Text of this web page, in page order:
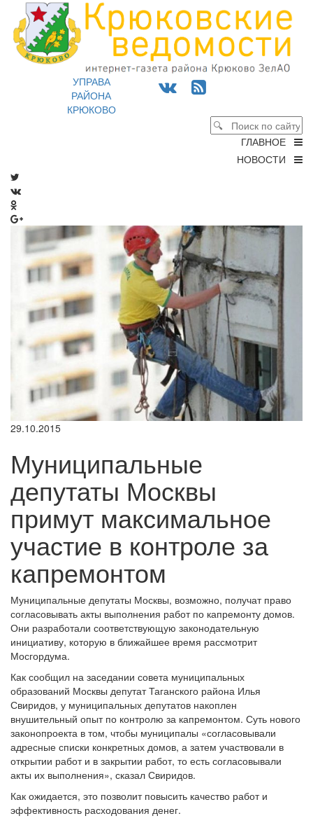
УПРАВА
РАЙОНА
КРЮКОВО
ГЛАВНОЕ
НОВОСТИ
29.10.2015
Муниципальные
депутаты Москвы
примут максимальное
участие в контроле за
капремонтом
Муниципальные депутаты Москвы, возможно, получат право
согласовывать акты выполнения работ по капремонту домов.
Они разработали соответствующую законодательную
инициативу, которую в ближайшее время рассмотрит
Мосгордума.
Как сообщил на заседании совета муниципальных
образований Москвы депутат Таганского района Илья
Свиридов, у муниципальных депутатов накоплен
внушительный опыт по контролю за капремонтом. Суть нового
законопроекта в том, чтобы муниципалы «согласовывали
адресные списки конкретных домов, а затем участвовали в
открытии работ и в закрытии работ, то есть согласовывали
акты их выполнения», сказал Свиридов.
Как ожидается, это позволит повысить качество работ и
эффективность расходования денег.